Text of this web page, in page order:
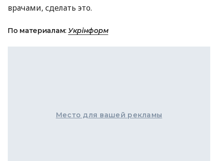
врачами, сделать это.
По материалам: Укрінформ
Место для вашей рекламы